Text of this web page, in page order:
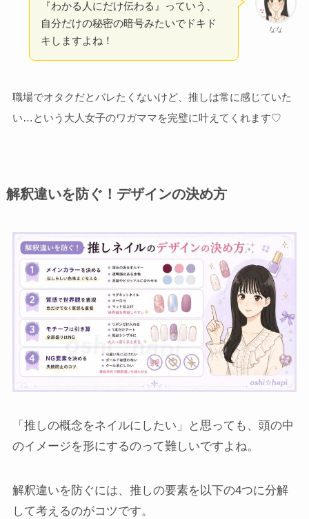
なな
『わかる人にだけ伝わる』っていう、
自分だけの秘密の暗号みたいでドキド
キしますよね！
職場でオタクだとバレたくないけど、推しは常に感じていた
い…という大人女子のワガママを完璧に叶えてくれます♡
解釈違いを防ぐ！デザインの決め方
「推しの概念をネイルにしたい」と思っても、頭の中
のイメージを形にするのって難しいですよね。
解釈違いを防ぐには、推しの要素を以下の4つに分解
して考えるのがコツです。